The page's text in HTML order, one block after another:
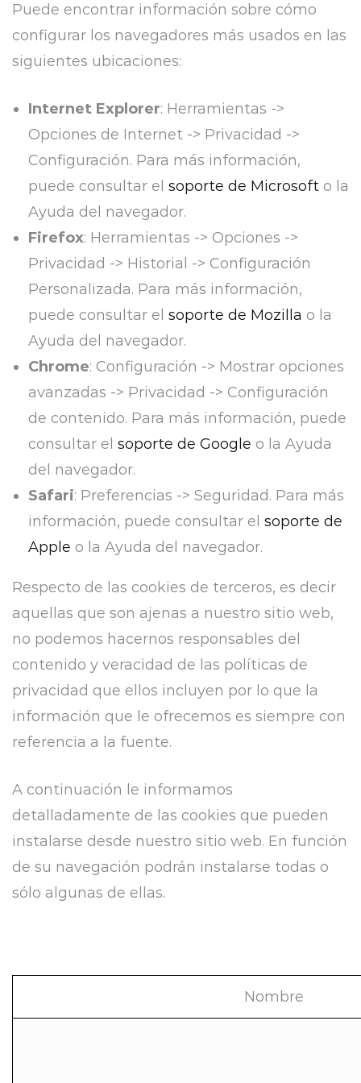
Puede encontrar información sobre cómo
configurar los navegadores más usados en las
siguientes ubicaciones:
Internet Explorer: Herramientas ->
Opciones de Internet -> Privacidad ->
Configuración. Para más información,
puede consultar el soporte de Microsoft o la
Ayuda del navegador.
Firefox: Herramientas -> Opciones ->
Privacidad -> Historial -> Configuración
Personalizada. Para más información,
puede consultar el soporte de Mozilla o la
Ayuda del navegador.
Chrome: Configuración -> Mostrar opciones
avanzadas -> Privacidad -> Configuración
de contenido. Para más información, puede
consultar el soporte de Google o la Ayuda
del navegador.
Safari: Preferencias -> Seguridad. Para más
información, puede consultar el soporte de
Apple o la Ayuda del navegador.
Respecto de las cookies de terceros, es decir
aquellas que son ajenas a nuestro sitio web,
no podemos hacernos responsables del
contenido y veracidad de las políticas de
privacidad que ellos incluyen por lo que la
información que le ofrecemos es siempre con
referencia a la fuente.
A continuación le informamos
detalladamente de las cookies que pueden
instalarse desde nuestro sitio web. En función
de su navegación podrán instalarse todas o
sólo algunas de ellas.
Nombre